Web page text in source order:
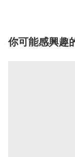
你可能感興趣